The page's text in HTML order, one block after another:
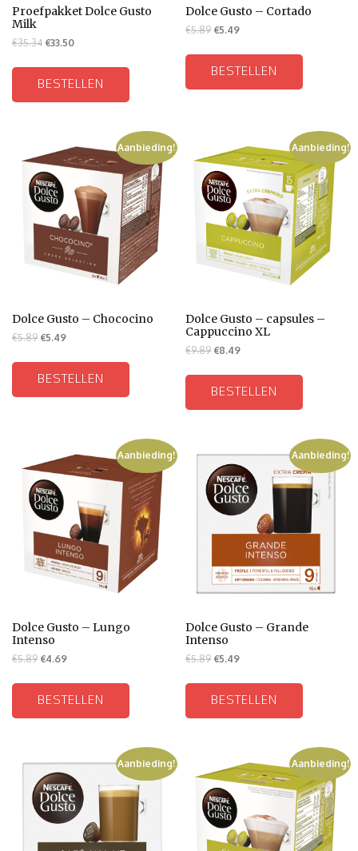
Proefpakket Dolce Gusto
Milk
€35.34 €33.50
BESTELLEN
Dolce Gusto – Cortado
€5.89 €5.49
BESTELLEN
Aanbieding!
Dolce Gusto – Chococino
€5.89 €5.49
BESTELLEN
Aanbieding!
Dolce Gusto – capsules –
Cappuccino XL
€9.89 €8.49
BESTELLEN
Aanbieding!
Dolce Gusto – Lungo
Intenso
€5.89 €4.69
BESTELLEN
Aanbieding!
Dolce Gusto – Grande
Intenso
€5.89 €5.49
BESTELLEN
Aanbieding! Aanbieding!